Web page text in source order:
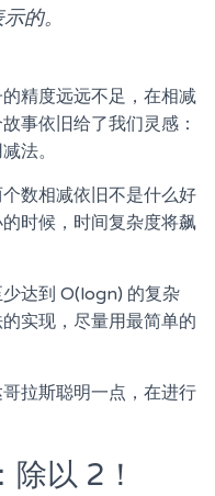
的。
精度远远不足，在相减
事依旧给了我们灵感：
法。
数相减依旧不是什么好
时候，时间复杂度将飙
达到 O(logn) 的复杂
实现，尽量用最简单的
拉斯聪明一点，在进行
以 2！